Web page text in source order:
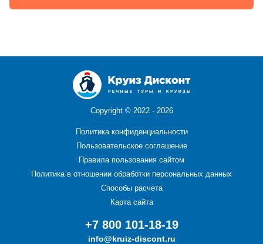
Copyright © 2022 - 2026
Политика конфиденциальности
Пользовательское соглашение
Правила пользования сайтом
Политика в отношении обработки персональных данных
Способы расчета
Карта сайта
+7 800 101-18-19
info@kruiz-discont.ru